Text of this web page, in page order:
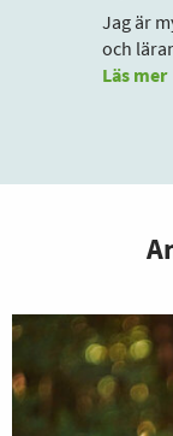
Jag är
och
Läs mer